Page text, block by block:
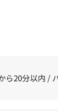
20分以内 /